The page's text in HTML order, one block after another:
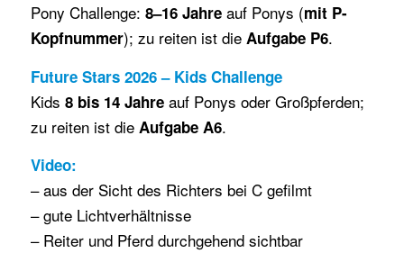
Pony Challenge: 8–16 Jahreauf Ponys (mit P-
Kopfnummer); zu reiten ist die Aufgabe P6.
Future Stars 2026 – Kids Challenge
Kids 8 bis 14 Jahre auf Ponys oder Großpferden;
zu reiten ist die Aufgabe A6.
Video:
– aus der Sicht des Richters bei C gefilmt
– gute Lichtverhältnisse
– Reiter und Pferd durchgehend sichtbar